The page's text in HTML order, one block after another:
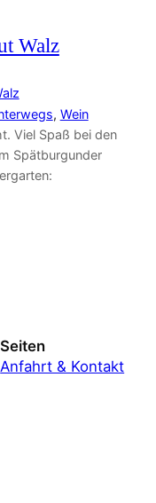
Walz
, Wein
Viel Spaß bei den
Spätburgunder
Seiten
Anfahrt & Kontakt